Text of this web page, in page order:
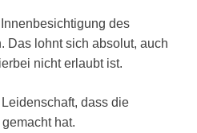
des
Das lohnt sich absolut, auch
nicht erlaubt ist.
dass die
hat.